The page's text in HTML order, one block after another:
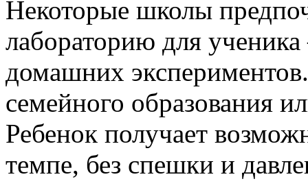
Некоторые школы
лабораторию для
домашних
семейного образования
Ребенок получает
темпе, без спешки и